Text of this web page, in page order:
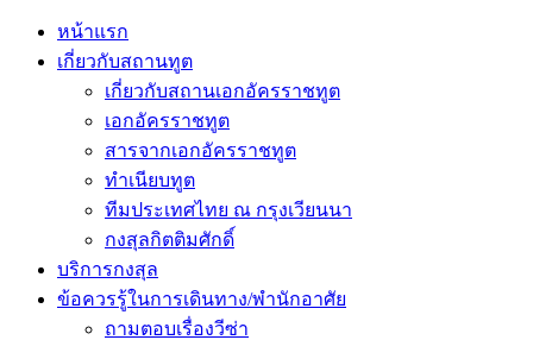
หน้าแรก
เกี่ยวกับสถานทูต
เกี่ยวกับสถานเอกอัครราชทูต
เอกอัครราชทูต
สารจากเอกอัครราชทูต
ทำเนียบทูต
ทีมประเทศไทย ณ กรุงเวียนนา
กงสุลกิตติมศักดิ์
บริการกงสุล
ข้อควรรู้ในการเดินทาง/พำนักอาศัย
ถามตอบเรื่องวีซ่า